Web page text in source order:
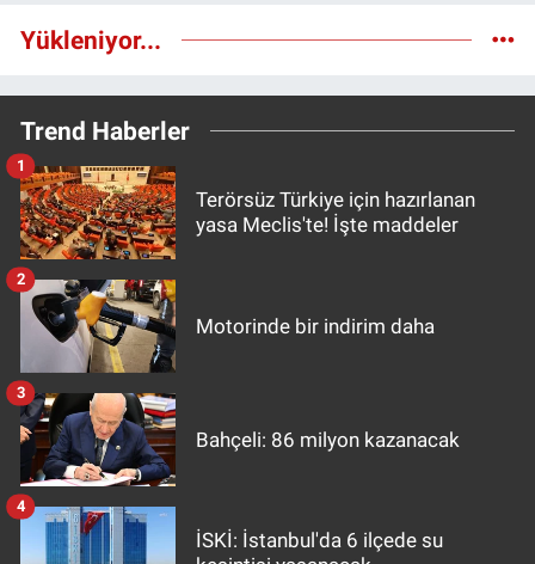
Yükleniyor...
Trend Haberler
Terörsüz Türkiye için hazırlanan
yasa Meclis'te! İşte maddeler
1
Motorinde bir indirim daha
2
Bahçeli: 86 milyon kazanacak
3
İSKİ: İstanbul'da 6 ilçede su
4